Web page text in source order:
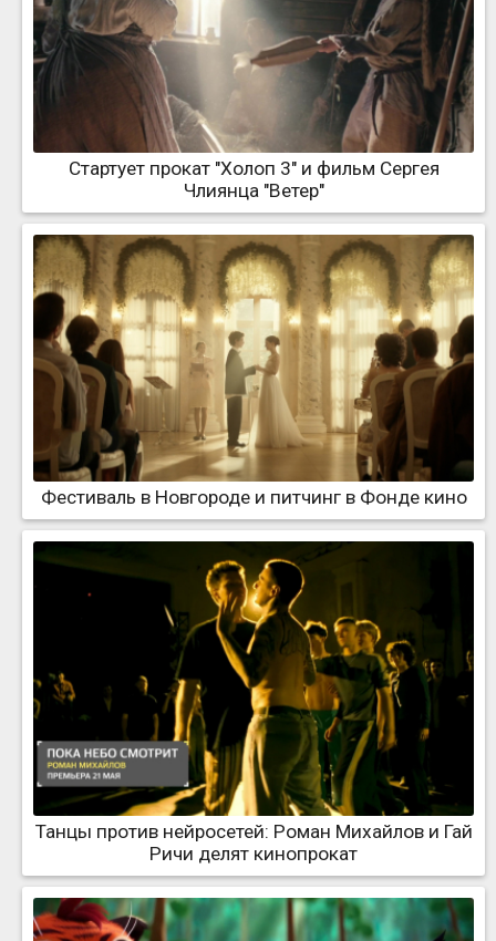
Стартует прокат "Холоп 3" и фильм Сергея
Члиянца "Ветер"
Фестиваль в Новгороде и питчинг в Фонде кино
Танцы против нейросетей: Роман Михайлов и Гай
Ричи делят кинопрокат